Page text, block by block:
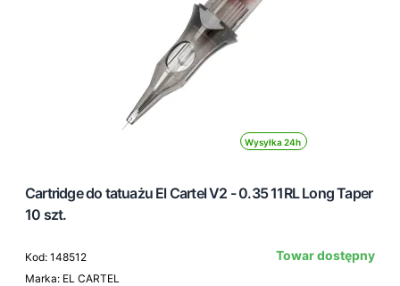
Wysyłka 24h
Cartridge do tatuażu El Cartel V2 - 0.35 11RL Long Taper
10 szt.
Kod: 148512
Marka: EL CARTEL
Towar dostępny